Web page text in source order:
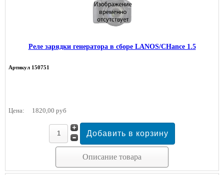
Реле зарядки генератора в сборе LANOS/CHance 1.5
Артикул 150751
Цена: 1820,00 руб
Описание товара